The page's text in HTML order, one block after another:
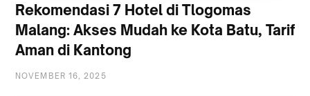
Rekomendasi 7 Hotel di Tlogomas
Malang: Akses Mudah ke Kota Batu, Tarif
Aman di Kantong
NOVEMBER 16, 2025